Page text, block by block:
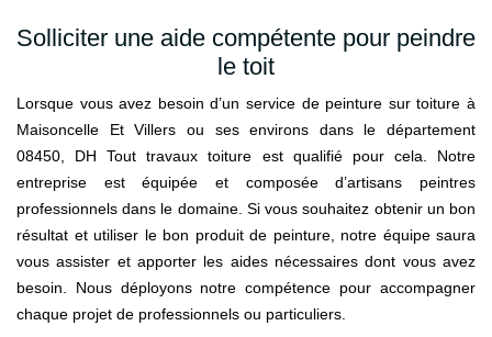
Solliciter une aide compétente pour peindre
le toit
Lorsque vous avez besoin d’un service de peinture sur toiture à
Maisoncelle Et Villers ou ses environs dans le département
08450, DH Tout travaux toiture est qualifié pour cela. Notre
entreprise est équipée et composée d’artisans peintres
professionnels dans le domaine. Si vous souhaitez obtenir un bon
résultat et utiliser le bon produit de peinture, notre équipe saura
vous assister et apporter les aides nécessaires dont vous avez
besoin. Nous déployons notre compétence pour accompagner
chaque projet de professionnels ou particuliers.